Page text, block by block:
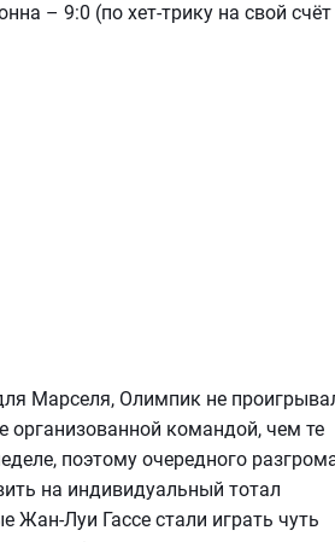
– 9:0 (по хет-трику на свой счёт
Марселя, Олимпик не
организованной командой, чем те
поэтому очередного
на индивидуальный тотал
Жан-Луи Гассе стали играть чуть